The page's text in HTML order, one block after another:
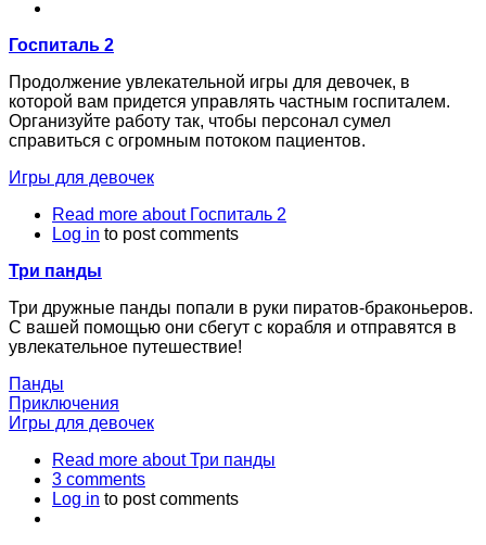
Госпиталь 2
Продолжение увлекательной игры для девочек, в
которой вам придется управлять частным госпиталем.
Организуйте работу так, чтобы персонал сумел
справиться с огромным потоком пациентов.
Игры для девочек
Read more about Госпиталь 2
Log in to post comments
Три панды
Три дружные панды попали в руки пиратов-браконьеров.
С вашей помощью они сбегут с корабля и отправятся в
увлекательное путешествие!
Панды
Приключения
Игры для девочек
Read more about Три панды
3 comments
Log in to post comments